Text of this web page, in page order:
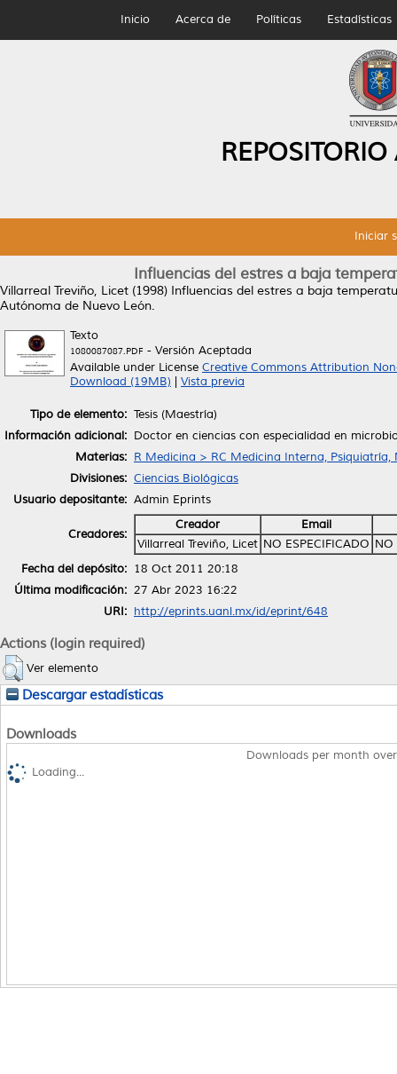
Inicio Acerca de Políticas Estadísticas
Iniciar
Influencias del estres a baja
Villarreal Treviño, Licet (1998) Influencias del estres a baja
Autónoma de Nuevo León.
Texto
1080087087.PDF - Versión Aceptada
Available under License Creative Commons Attribution
Download (19MB)
Vista previa
Tipo de elemento: Tesis (Maestría)
Información adicional: Doctor en ciencias con especialidad en
Materias: R Medicina > RC Medicina Interna, Psiquiatría,
Divisiones: Ciencias Biológicas
Usuario depositante: Admin Eprints
Creadores:
Creador
Email
Villarreal Treviño, Licet NO ESPECIFICADO NO
Fecha del depósito: 18 Oct 2011 20:18
Última modificación: 27 Abr 2023 16:22
URI: http://eprints.uanl.mx/id/eprint/648
Actions (login required)
Ver elemento
Descargar estadísticas
Downloads
Downloads per month
Loading...